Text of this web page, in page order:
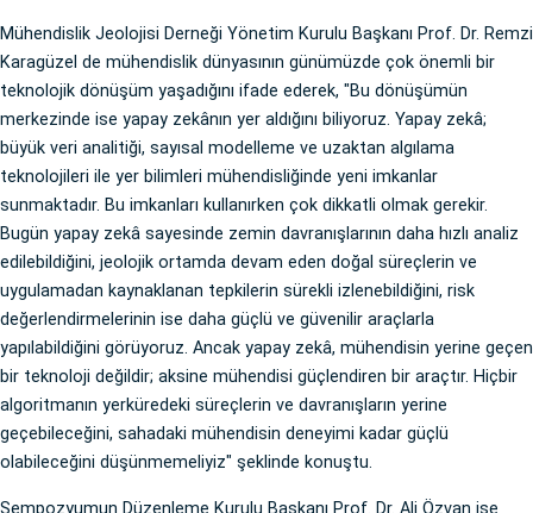
Mühendislik Jeolojisi Derneği Yönetim Kurulu Başkanı Prof. Dr. Remzi
Karagüzel de mühendislik dünyasının günümüzde çok önemli bir
teknolojik dönüşüm yaşadığını ifade ederek, "Bu dönüşümün
merkezinde ise yapay zekânın yer aldığını biliyoruz. Yapay zekâ;
büyük veri analitiği, sayısal modelleme ve uzaktan algılama
teknolojileri ile yer bilimleri mühendisliğinde yeni imkanlar
sunmaktadır. Bu imkanları kullanırken çok dikkatli olmak gerekir.
Bugün yapay zekâ sayesinde zemin davranışlarının daha hızlı analiz
edilebildiğini, jeolojik ortamda devam eden doğal süreçlerin ve
uygulamadan kaynaklanan tepkilerin sürekli izlenebildiğini, risk
değerlendirmelerinin ise daha güçlü ve güvenilir araçlarla
yapılabildiğini görüyoruz. Ancak yapay zekâ, mühendisin yerine geçen
bir teknoloji değildir; aksine mühendisi güçlendiren bir araçtır. Hiçbir
algoritmanın yerküredeki süreçlerin ve davranışların yerine
geçebileceğini, sahadaki mühendisin deneyimi kadar güçlü
olabileceğini düşünmemeliyiz" şeklinde konuştu.
Sempozyumun Düzenleme Kurulu Başkanı Prof. Dr. Ali Özvan ise